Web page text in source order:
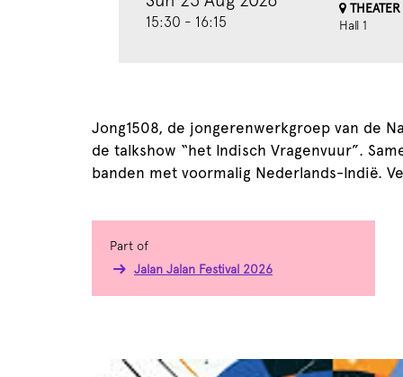
15:30 - 16:15
Hall 1
Jong1508, de jongerenwerkgroep van de
de talkshow “het Indisch Vragenvuur”.
banden met voormalig Nederlands-Indië.
Part of
Jalan Jalan Festival 2026